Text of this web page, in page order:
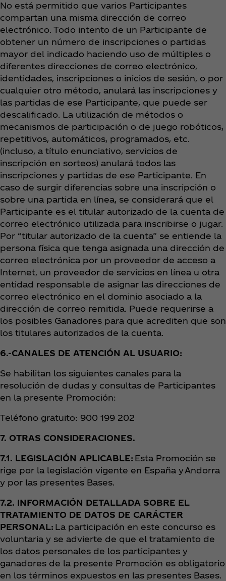
No está permitido que varios Participantes
compartan una misma dirección de correo
electrónico. Todo intento de un Participante de
obtener un número de inscripciones o partidas
mayor del indicado haciendo uso de múltiples o
diferentes direcciones de correo electrónico,
identidades, inscripciones o inicios de sesión, o por
cualquier otro método, anulará las inscripciones y
las partidas de ese Participante, que puede ser
descalificado. La utilización de métodos o
mecanismos de participación o de juego robóticos,
repetitivos, automáticos, programados, etc.
(incluso, a título enunciativo, servicios de
inscripción en sorteos) anulará todos las
inscripciones y partidas de ese Participante. En
caso de surgir diferencias sobre una inscripción o
sobre una partida en línea, se considerará que el
Participante es el titular autorizado de la cuenta de
correo electrónico utilizada para inscribirse o jugar.
Por “titular autorizado de la cuenta” se entiende la
persona física que tenga asignada una dirección de
correo electrónica por un proveedor de acceso a
Internet, un proveedor de servicios en línea u otra
entidad responsable de asignar las direcciones de
correo electrónico en el dominio asociado a la
dirección de correo remitida. Puede requerirse a
los posibles Ganadores para que acrediten que son
los titulares autorizados de la cuenta.
6.-CANALES DE ATENCIÓN AL USUARIO:
Se habilitan los siguientes canales para la
resolución de dudas y consultas de Participantes
en la presente Promoción:
Teléfono gratuito: 900 199 202
7. OTRAS CONSIDERACIONES.
7.1. LEGISLACIÓN APLICABLE: Esta Promoción se
rige por la legislación vigente en España y Andorra
y por las presentes Bases.
7.2. INFORMACIÓN DETALLADA SOBRE EL
TRATAMIENTO DE DATOS DE CARÁCTER
PERSONAL: La participación en este concurso es
voluntaria y se advierte de que el tratamiento de
los datos personales de los participantes y
ganadores de la presente Promoción es obligatorio
en los términos expuestos en las presentes Bases.